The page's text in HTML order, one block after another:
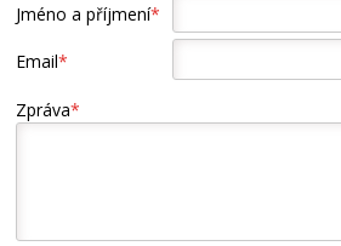
Jméno a příjmení*
Email*
Zpráva*